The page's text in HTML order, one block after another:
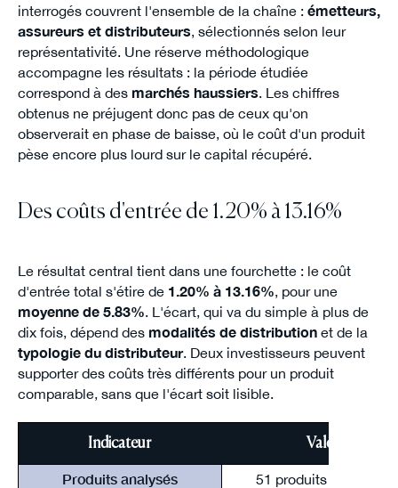
interrogés couvrent l'ensemble de la chaîne : émetteurs,
assureurs et distributeurs, sélectionnés selon leur
représentativité. Une réserve méthodologique
accompagne les résultats : la période étudiée
correspond à des marchés haussiers. Les chiffres
obtenus ne préjugent donc pas de ceux qu'on
observerait en phase de baisse, où le coût d'un produit
pèse encore plus lourd sur le capital récupéré.
Des coûts d'entrée de 1.20% à 13.16%
Le résultat central tient dans une fourchette : le coût
d'entrée total s'étire de 1.20% à 13.16%, pour une
moyenne de 5.83%. L'écart, qui va du simple à plus de
dix fois, dépend des modalités de distributionet de la
typologie du distributeur. Deux investisseurs peuvent
supporter des coûts très différents pour un produit
comparable, sans que l'écart soit lisible.
Indicateur Valeur relevée
Produits analysés
51 produits (2023 au